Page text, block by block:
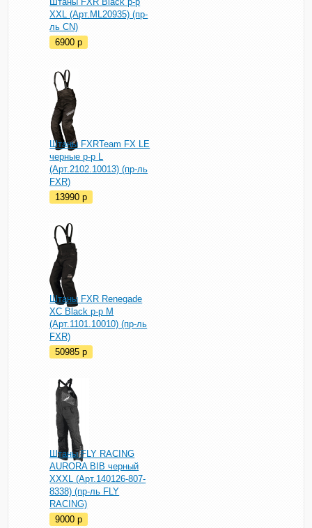
XXL (Арт.ML20935) (пр-
ль CN)
6900p
Штаны FXRTeam FX LE
черные р-р L
(Арт.2102.10013) (пр-ль
FXR)
13990p
Штаны FXR Renegade
XC Black р-р M
(Арт.1101.10010) (пр-ль
FXR)
50985p
Штаны FLY RACING
AURORA BIB черный
XXXL (Арт.140126-807-
8338) (пр-ль FLY
RACING)
9000p